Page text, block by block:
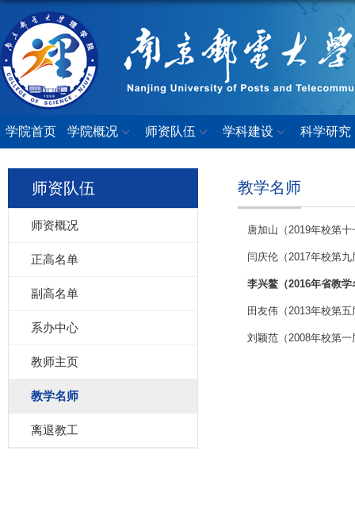
学院首页 学院概况 师资队伍 学科建设 科学研究
师资队伍
师资概况
正高名单
副高名单
系办中心
教师主页
教学名师
离退教工
教学名师
唐加山（2019年校第
闫庆伦（2017年校第
李兴鳌（2016年省教学
田友伟（2013年校第
刘颖范（2008年校第